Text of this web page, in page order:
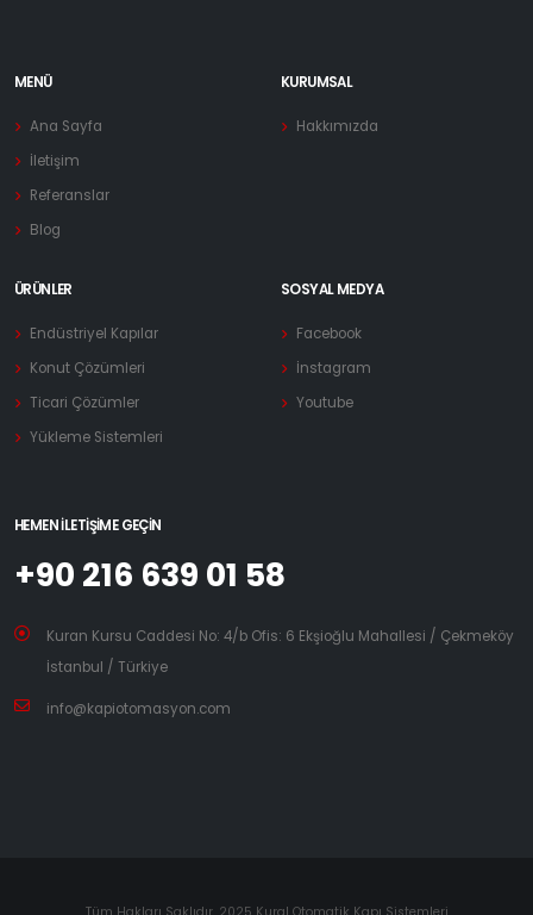
MENÜ
Ana Sayfa
İletişim
Referanslar
Blog
KURUMSAL
Hakkımızda
ÜRÜNLER
Endüstriyel Kapılar
Konut Çözümleri
Ticari Çözümler
Yükleme Sistemleri
SOSYAL MEDYA
Facebook
İnstagram
Youtube
HEMEN İLETIŞIME GEÇIN
+90 216 639 01 58
Kuran Kursu Caddesi No: 4/b Ofis: 6 Ekşioğlu Mahallesi / Çekmeköy
İstanbul / Türkiye
info@kapiotomasyon.com